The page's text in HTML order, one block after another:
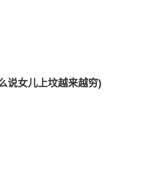
说女儿上坟越来越穷)